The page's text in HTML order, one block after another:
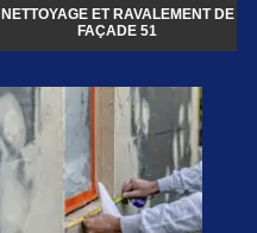
NETTOYAGE ET RAVALEMENT DE
FAÇADE 51